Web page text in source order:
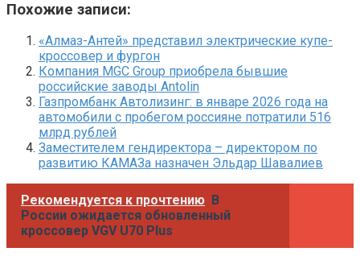
Похожие записи:
«Алмаз-Антей» представил электрические купе-
кроссовер и фургон
Компания MGC Group приобрела бывшие
российские заводы Antolin
Газпромбанк Автолизинг: в январе 2026 года на
автомобили с пробегом россияне потратили 516
млрд рублей
Заместителем гендиректора – директором по
развитию КАМАЗа назначен Эльдар Шавалиев
Рекомендуется к прочтению В
России ожидается обновленный
кроссовер VGV U70 Plus